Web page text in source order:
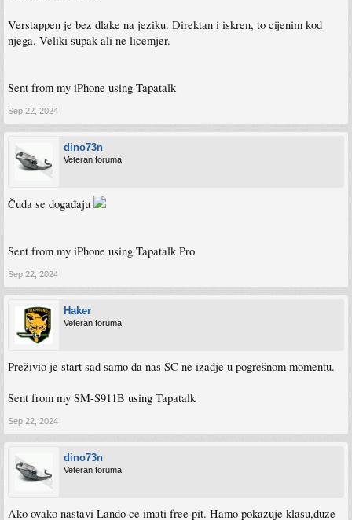
Verstappen je bez dlake na jeziku. Direktan i iskren, to cijenim kod
njega. Veliki supak ali ne licemjer.
Sent from my iPhone using Tapatalk
Sep 22, 2024
dino73n
Veteran foruma
Čuda se događaju
Sent from my iPhone using Tapatalk Pro
Sep 22, 2024
Haker
Veteran foruma
Preživio je start sad samo da nas SC ne izadje u pogrešnom momentu.
Sent from my SM-S911B using Tapatalk
Sep 22, 2024
dino73n
Veteran foruma
Ako ovako nastavi Lando ce imati free pit. Hamo pokazuje klasu,duze